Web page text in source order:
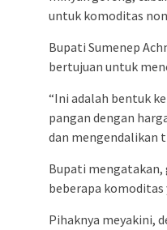
untuk komoditas
Bupati Sumenep
bertujuan untuk
“Ini adalah bentuk
pangan dengan
dan mengendalikan
Bupati
beberapa
Pihaknya meyakini,